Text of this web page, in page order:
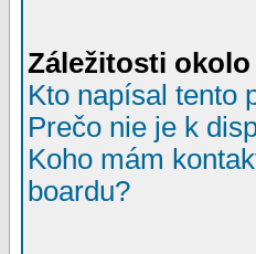
Záležitosti
Kto napísal tento
Prečo nie je k
Koho mám
boardu?